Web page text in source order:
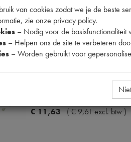
DAKBAND ACHTER (GRIJS)
€ 3,57 (€2 ,95 excl. btw
DAKHOEKJE LINKS
€11,63 (€9,61excl. btw)
van cookies zodat we je de beste
zie onze privacy policy.
– Nodig voor de basisfunctionaliteit
– Helpen ons de site te verbeteren
– Worden gebruikt voor